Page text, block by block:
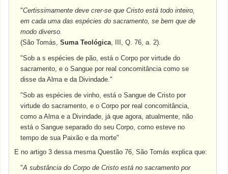
"Certissimamente deve crer-se que Cristo está todo inteiro,
em cada uma das espécies do sacramento, se bem que de
modo diverso.
(São Tomás,Suma Teológica, III, Q. 76, a. 2).
"Sob a s espécies de pão, está o Corpo por virtude do
sacramento, e o Sangue por real concomitância como se
disse da Alma e da Divindade."
"Sob as espécies de vinho, está o Sangue de Cristo por
virtude do sacramento, e o Corpo por real concomitância,
como a Alma e a Divindade, já que agora, atualmente, não
está o Sangue separado do seu Corpo, como esteve no
tempo de sua Paixão e da morte"
E no artigo 3 dessa mesma Questão 76, São Tomás explica que:
"A substância do Corpo de Cristo está no sacramento por